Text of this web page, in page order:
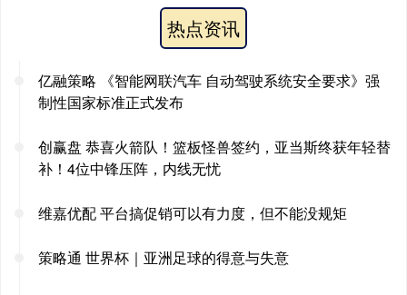
热点资讯
亿融策略 《智能网联汽车 自动驾驶系统安全要求》强
制性国家标准正式发布
创赢盘 恭喜火箭队！篮板怪兽签约，亚当斯终获年轻替
补！4位中锋压阵，内线无忧
维嘉优配 平台搞促销可以有力度，但不能没规矩
策略通 世界杯｜亚洲足球的得意与失意